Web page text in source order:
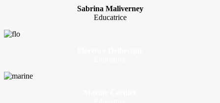
Sabrina Maliverney
Educatrice